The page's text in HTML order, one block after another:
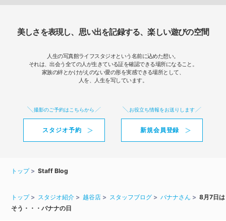
美しさを表現し、思い出を記録する、楽しい遊びの空間
人生の写真館ライフスタジオという名前に込めた想い。
それは、出会う全ての人が生きている証を確認できる場所になること。
家族の絆とかけがえのない愛の形を実感できる場所として、
人を、人生を写しています。
撮影のご予約はこちらから
スタジオ予約
お役立ち情報をお送りします
新規会員登録
トップ Staff Blog
トップ スタジオ紹介 越谷店 スタッフブログ バナナさん
8月7日は
そう・・・バナナの日